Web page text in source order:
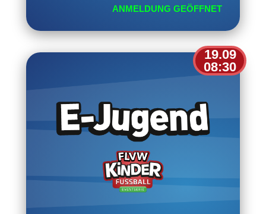
ANMELDUNG GEÖFFNET
19.09
08:30